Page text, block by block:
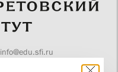
info@edu.sfi.ru